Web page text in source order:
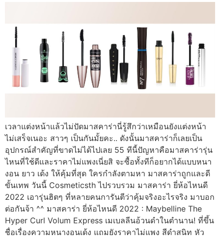
เวลาแต่งหน้าแล้วไม่ปัดมาสคาร่านี่รู้สึกว่าเหมือนยังแต่งหน้า
ไม่เสร็จเนอะ สาวๆ เป็นกันมั้ยคะ.. ดังนั้นมาสคาร่าก็เลยเป็น
อุปกรณ์สำคัญที่ขาดไม่ได้ไปเลย 55 ทีนี้ปัญหาคือมาสคาร่ารุ่น
ไหนที่ใช้ดีและราคาไม่แพงเนี่ยสิ จะซื้อทั้งทีก็อยากได้แบบหนา
งอน ยาว เด้ง ให้คุ้มที่สุด ใครกำลังตามหา มาสคาร่าถูกและดี
ขั้นเทพ วันนี้ Cosmeticsth ไปรวบรวม มาสคาร่า ยี่ห้อไหนดี
2022 เอารุ่นฮิตๆ ที่หลายคนการันตีว่าคุ้มจริงอะไรจริง มาบอก
ต่อกันจ้า ^^ มาสคาร่า ยี่ห้อไหนดี 2022 : Maybelline The
Hyper Curl Volum Express เมเบลลีนอ้วนดำในตำนาน! ที่ขึ้น
ชื่อเรื่องความหนางอนเด้ง แถมยังราคาไม่แพง สีดำสนิท หัว